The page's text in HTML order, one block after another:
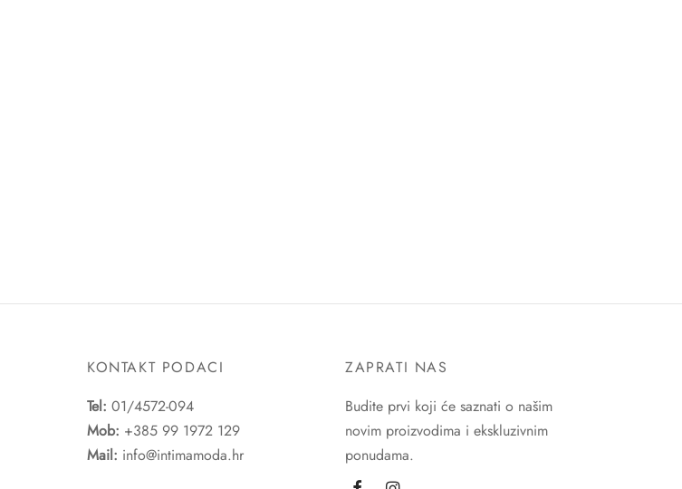
KONTAKT PODACI
Tel: 01/4572-094
Mob: +385 99 1972 129
Mail: info@intimamoda.hr
ZAPRATI NAS
Budite prvi koji će saznati o našim
novim proizvodima i ekskluzivnim
ponudama.